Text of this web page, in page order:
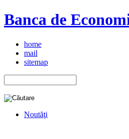
Banca de
home
mail
sitemap
Noutăţi